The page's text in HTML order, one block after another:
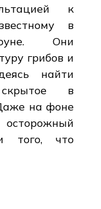
к
в
Они
грибов и
найти
в
на фоне
того, что